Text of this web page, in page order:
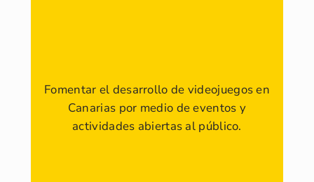
Fomentar el desarrollo de videojuegos en
Canarias por medio de eventos y
actividades abiertas al público.